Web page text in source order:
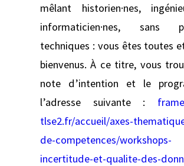
mêlant historien·nes,
informaticien·nes, sans
techniques : vous êtes toutes
bienvenus. À ce titre, vous
note d’intention et le
l’adresse suivante :
tlse2.fr/accueil/axes-
de-competences/workshops-
incertitude-et-qualite-des-